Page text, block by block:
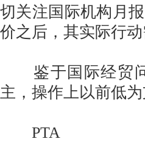
切关注国际机构月
价之后，其实际行动
鉴于国际经贸问
主，操作上以前低
PTA